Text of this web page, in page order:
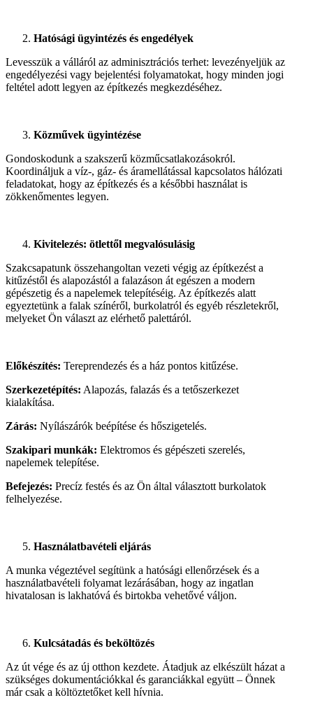
Hatósági ügyintézés és engedélyek
Levesszük a válláról az adminisztrációs terhet: levezényeljük az
engedélyezési vagy bejelentési folyamatokat, hogy minden jogi
feltétel adott legyen az építkezés megkezdéséhez.
Közművek ügyintézése
Gondoskodunk a szakszerű közműcsatlakozásokról.
Koordináljuk a víz-, gáz- és áramellátással kapcsolatos hálózati
feladatokat, hogy az építkezés és a későbbi használat is
zökkenőmentes legyen.
Kivitelezés: ötlettől megvalósulásig
Szakcsapatunk összehangoltan vezeti végig az építkezést a
kitűzéstől és alapozástól a falazáson át egészen a modern
gépészetig és a napelemek telepítéséig. Az építkezés alatt
egyeztetünk a falak színéről, burkolatról és egyéb részletekről,
melyeket Ön választ az elérhető palettáról.
Előkészítés: Tereprendezés és a ház pontos kitűzése.
Szerkezetépítés: Alapozás, falazás és a tetőszerkezet
kialakítása.
Zárás: Nyílászárók beépítése és hőszigetelés.
Szakipari munkák: Elektromos és gépészeti szerelés,
napelemek telepítése.
Befejezés: Precíz festés és az Ön által választott burkolatok
felhelyezése.
Használatbavételi eljárás
A munka végeztével segítünk a hatósági ellenőrzések és a
használatbavételi folyamat lezárásában, hogy az ingatlan
hivatalosan is lakhatóvá és birtokba vehetővé váljon.
Kulcsátadás és beköltözés
Az út vége és az új otthon kezdete. Átadjuk az elkészült házat a
szükséges dokumentációkkal és garanciákkal együtt – Önnek
már csak a költöztetőket kell hívnia.